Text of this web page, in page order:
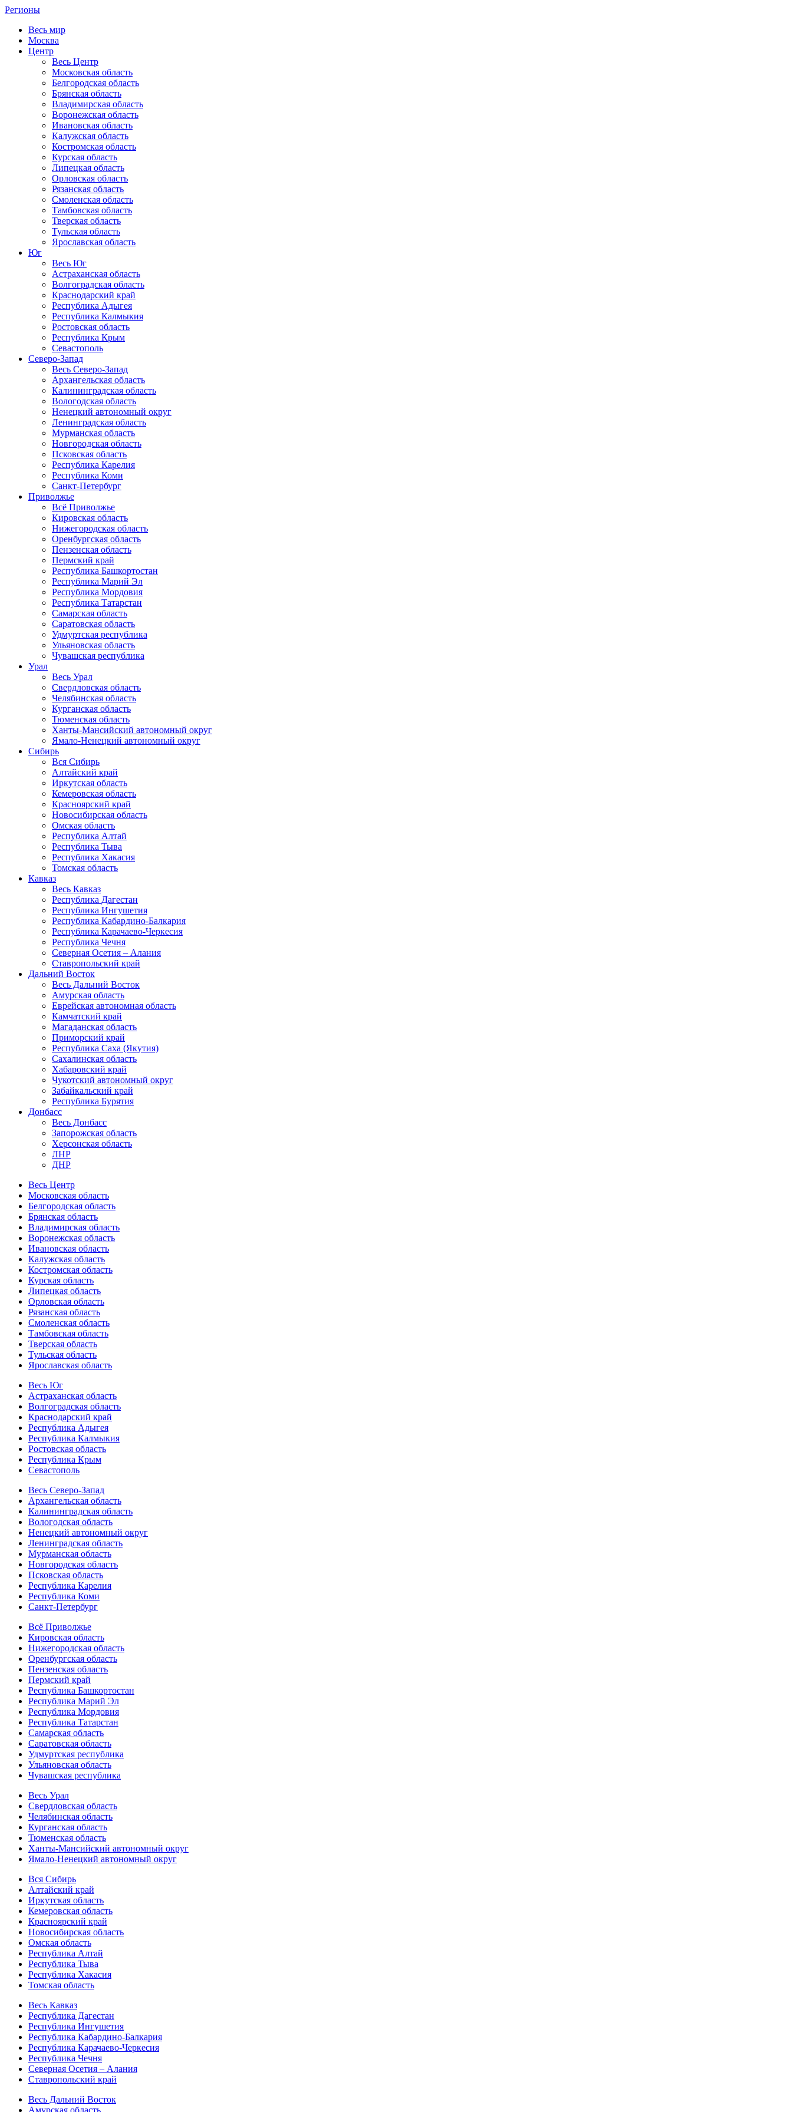
Регионы
Весь мир
Москва
Центр
Весь Центр
Московская область
Белгородская область
Брянская область
Владимирская область
Воронежская область
Ивановская область
Калужская область
Костромская область
Курская область
Липецкая область
Орловская область
Рязанская область
Смоленская область
Тамбовская область
Тверская область
Тульская область
Ярославская область
Юг
Весь Юг
Астраханская область
Волгоградская область
Краснодарский край
Республика Адыгея
Республика Калмыкия
Ростовская область
Республика Крым
Севастополь
Северо-Запад
Весь Северо-Запад
Архангельская область
Калининградская область
Вологодская область
Ненецкий автономный округ
Ленинградская область
Мурманская область
Новгородская область
Псковская область
Республика Карелия
Республика Коми
Санкт-Петербург
Приволжье
Всё Приволжье
Кировская область
Нижегородская область
Оренбургская область
Пензенская область
Пермский край
Республика Башкортостан
Республика Марий Эл
Республика Мордовия
Республика Татарстан
Самарская область
Саратовская область
Удмуртская республика
Ульяновская область
Чувашская республика
Урал
Весь Урал
Свердловская область
Челябинская область
Курганская область
Тюменская область
Ханты-Мансийский автономный округ
Ямало-Ненецкий автономный округ
Сибирь
Вся Сибирь
Алтайский край
Иркутская область
Кемеровская область
Красноярский край
Новосибирская область
Омская область
Республика Алтай
Республика Тыва
Республика Хакасия
Томская область
Кавказ
Весь Кавказ
Республика Дагестан
Республика Ингушетия
Республика Кабардино-Балкария
Республика Карачаево-Черкесия
Республика Чечня
Северная Осетия – Алания
Ставропольский край
Дальний Восток
Весь Дальний Восток
Амурская область
Еврейская автономная область
Камчатский край
Магаданская область
Приморский край
Республика Саха (Якутия)
Сахалинская область
Хабаровский край
Чукотский автономный округ
Забайкальский край
Республика Бурятия
Донбасс
Весь Донбасс
Запорожская область
Херсонская область
ЛНР
ДНР
Весь Центр
Московская область
Белгородская область
Брянская область
Владимирская область
Воронежская область
Ивановская область
Калужская область
Костромская область
Курская область
Липецкая область
Орловская область
Рязанская область
Смоленская область
Тамбовская область
Тверская область
Тульская область
Ярославская область
Весь Юг
Астраханская область
Волгоградская область
Краснодарский край
Республика Адыгея
Республика Калмыкия
Ростовская область
Республика Крым
Севастополь
Весь Северо-Запад
Архангельская область
Калининградская область
Вологодская область
Ненецкий автономный округ
Ленинградская область
Мурманская область
Новгородская область
Псковская область
Республика Карелия
Республика Коми
Санкт-Петербург
Всё Приволжье
Кировская область
Нижегородская область
Оренбургская область
Пензенская область
Пермский край
Республика Башкортостан
Республика Марий Эл
Республика Мордовия
Республика Татарстан
Самарская область
Саратовская область
Удмуртская республика
Ульяновская область
Чувашская республика
Весь Урал
Свердловская область
Челябинская область
Курганская область
Тюменская область
Ханты-Мансийский автономный округ
Ямало-Ненецкий автономный округ
Вся Сибирь
Алтайский край
Иркутская область
Кемеровская область
Красноярский край
Новосибирская область
Омская область
Республика Алтай
Республика Тыва
Республика Хакасия
Томская область
Весь Кавказ
Республика Дагестан
Республика Ингушетия
Республика Кабардино-Балкария
Республика Карачаево-Черкесия
Республика Чечня
Северная Осетия – Алания
Ставропольский край
Весь Дальний Восток
Амурская область